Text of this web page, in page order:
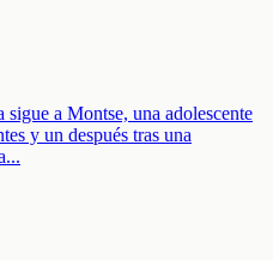
a Montse, una adolescente
y un después tras una
...